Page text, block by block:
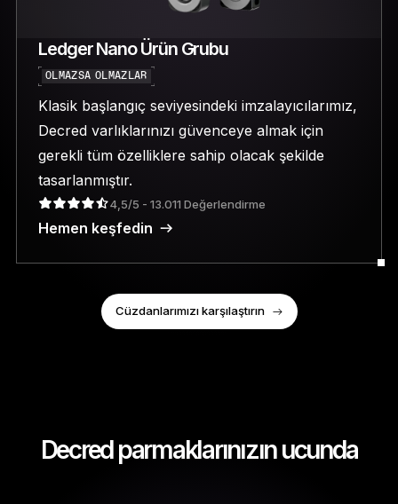
Ledger Nano Ürün Grubu
OLMAZSA OLMAZLAR
Klasik başlangıç seviyesindeki imzalayıcılarımız,
Decred varlıklarınızı güvenceye almak için
gerekli tüm özelliklere sahip olacak şekilde
tasarlanmıştır.
4,5/5 - 13.011 Değerlendirme
Hemen keşfedin
Cüzdanlarımızı karşılaştırın
Decred parmaklarınızın ucunda